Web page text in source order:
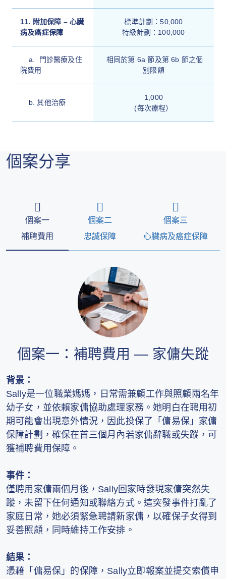
11. 附加保障 – 心臟
病及癌症保障
標準計劃：50,000
特級計劃：100,000
a. 門診醫療及住
院費用
相同於第 6a 節及第 6b 節之個
別限額
b. 其他治療
1,000
(每次療程）
個案分享
個案一
補聘費用
個案二
忠誠保障
個案三
心臟病及癌症保障
個案一：補聘費用 — 家傭失蹤
背景：
Sally是一位職業媽媽，日常需兼顧工作與照顧兩名年
幼子女，並依賴家傭協助處理家務。她明白在聘用初
期可能會出現意外情況，因此投保了「傭易保」家傭
保障計劃，確保在首三個月內若家傭辭職或失蹤，可
獲補聘費用保障。
事件：
僅聘用家傭兩個月後，Sally回家時發現家傭突然失
蹤，未留下任何通知或聯絡方式。這突發事件打亂了
家庭日常，她必須緊急聘請新家傭，以確保子女得到
妥善照顧，同時維持工作安排。
結果：
憑藉「傭易保」的保障，Sally立即報案並提交索償申